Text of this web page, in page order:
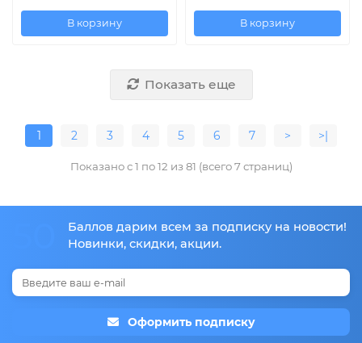
В корзину В корзину
Показать еще
1 2 3 4 5 6 7 > >|
Показано с 1 по 12 из 81 (всего 7 страниц)
Баллов дарим всем за подписку на новости!
Новинки, скидки, акции.
Оформить подписку